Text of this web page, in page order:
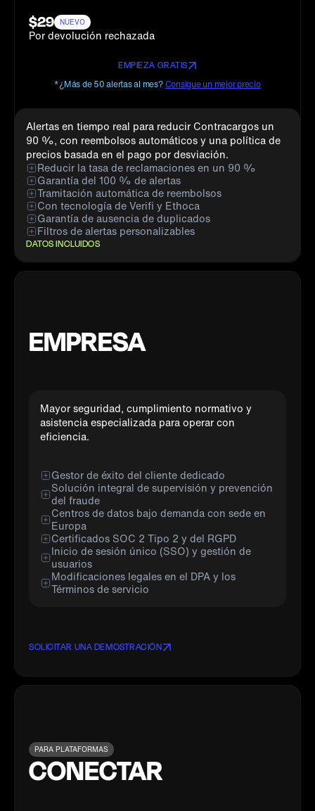
$29 NUEVO
Por devolución rechazada
EMPIEZA GRATIS
*¿Más de 50 alertas al mes?Consigue un mejor precio
Alertas en tiempo real para reducir Contracargos un
90 %, con reembolsos automáticos y una política de
precios basada en el pago por desviación.
Reducir la tasa de reclamaciones en un 90 %
Garantía del 100 % de alertas
Tramitación automática de reembolsos
Con tecnología de Verifi y Ethoca
Garantía de ausencia de duplicados
Filtros de alertas personalizables
DATOS INCLUIDOS
EMPRESA
Mayor seguridad, cumplimiento normativo y
asistencia especializada para operar con
eficiencia.
Gestor de éxito del cliente dedicado
Solución integral de supervisión y prevención
del fraude
Centros de datos bajo demanda con sede en
Europa
Certificados SOC 2 Tipo 2 y del RGPD
Inicio de sesión único (SSO) y gestión de
usuarios
Modificaciones legales en el DPA y los
Términos de servicio
SOLICITAR UNA DEMOSTRACIÓN
PARA PLATAFORMAS
CONECTAR